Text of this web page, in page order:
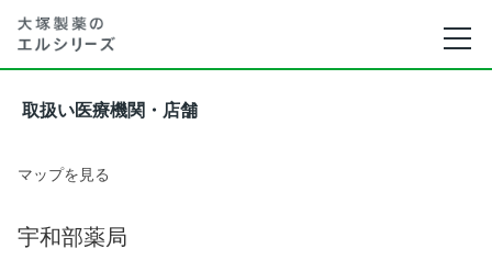
取扱い医療機関・店舗
マップを見る
宇和部薬局